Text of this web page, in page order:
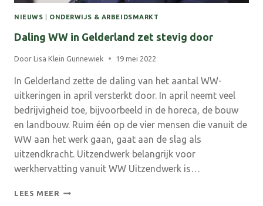
NIEUWS ONDERWIJS & ARBEIDSMARKT
Daling WW in Gelderland zet stevig door
Door Lisa Klein Gunnewiek 19 mei 2022
In Gelderland zette de daling van het aantal WW-
uitkeringen in april versterkt door. In april neemt veel
bedrijvigheid toe, bijvoorbeeld in de horeca, de bouw
en landbouw. Ruim één op de vier mensen die vanuit de
WW aan het werk gaan, gaat aan de slag als
uitzendkracht. Uitzendwerk belangrijk voor
werkhervatting vanuit WW Uitzendwerk is…
LEES MEER DALING